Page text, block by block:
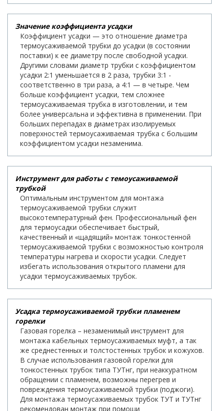
Значение коэффициента усадки
Коэффициент усадки — это отношение диаметра
термоусаживаемой трубки до усадки (в состоянии
поставки) к ее диаметру после свободной усадки.
Другими словами диаметр трубки с коэффициентом
усадки 2:1 уменьшается в 2 раза, трубки 3:1 -
соответственно в три раза, а 4:1 — в четыре. Чем
больше коэффициент усадки, тем сложнее
термоусаживаемая трубка в изготовлении, и тем
более универсальна и эффективна в применении. При
больших перепадах в диаметрах изолируемых
поверхностей термоусаживаемая трубка с большим
коэффициентом усадки незаменима.
Инструмент для работы с темоусаживаемой
трубкой
Оптимальным инструментом для монтажа
термоусаживаемой трубки служит
высокотемпературный фен. Профессиональный фен
для термоусадки обеспечивает быстрый,
качественный и «щадящий» монтаж тонкостенной
термоусаживаемой трубки с возможностью контроля
температуры нагрева и скорости усадки. Следует
избегать использования открытого пламени для
усадки термоусаживаемых трубок.
Усадка термоусаживаемой трубки пламенем
горелки
Газовая горелка – незаменимый инструмент для
монтажа кабельных термоусаживаемых муфт, а так
же среднестенных и толстостенных трубок и кожухов.
В случае использования газовой горелки для
тонкостенных трубок типа ТУТнг, при неаккуратном
обращении с пламенем, возможны перегрев и
повреждения термоусаживаемой трубки (поджоги).
Для монтажа термоусаживаемых трубок ТУТ и ТУТнг
рекомендован монтаж при помощи